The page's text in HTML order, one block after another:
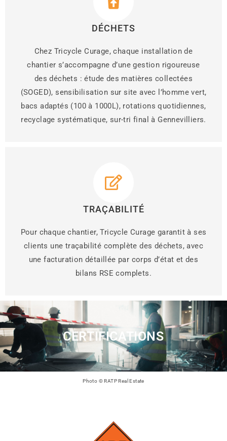
DÉCHETS
Chez Tricycle Curage, chaque installation de
chantier s’accompagne d’une gestion rigoureuse
des déchets : étude des matières collectées
(SOGED), sensibilisation sur site avec l’homme vert,
bacs adaptés (100 à 1000L), rotations quotidiennes,
recyclage systématique, sur-tri final à Gennevilliers.
TRAÇABILITÉ
Pour chaque chantier, Tricycle Curage garantit à ses
clients une traçabilité complète des déchets, avec
une facturation détaillée par corps d’état et des
bilans RSE complets.
CERTIFICATIONS
Photo © RATP Real Estate